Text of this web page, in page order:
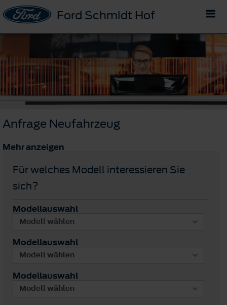
Ford Schmidt Hof
Anfrage Neufahrzeug
Mehr anzeigen
Für welches Modell interessieren Sie
sich?
Modellauswahl
Modellauswahl
Modellauswahl